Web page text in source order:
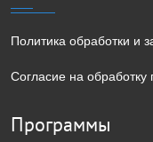
Политика обработки и
Согласие на
Программы